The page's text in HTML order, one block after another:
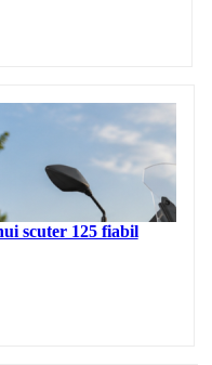
scuter 125 fiabil